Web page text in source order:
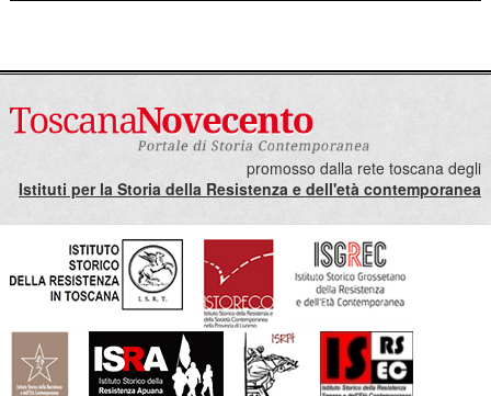
promosso dalla rete toscana degli
Istituti per la Storia della Resistenza e dell'età contemporanea